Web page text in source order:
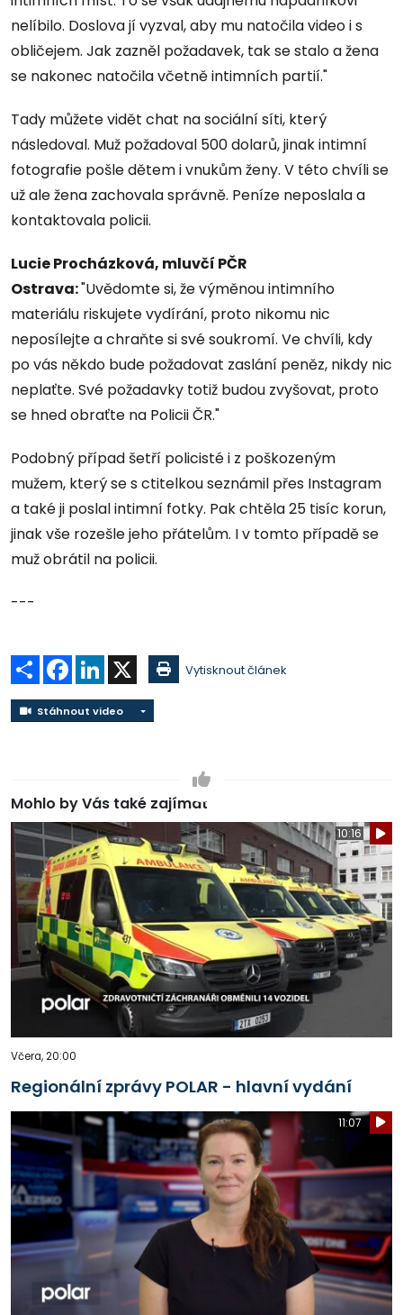
nelíbilo. Doslova jí vyzval, aby mu natočila video i s
obličejem. Jak zazněl požadavek, tak se stalo a žena
se nakonec natočila včetně intimních partií."
Tady můžete vidět chat na sociální síti, který
následoval. Muž požadoval 500 dolarů, jinak intimní
fotografie pošle dětem i vnukům ženy. V této chvíli se
už ale žena zachovala správně. Peníze neposlala a
kontaktovala policii.
Lucie Procházková, mluvčí PČR
Ostrava:"Uvědomte si, že výměnou intimního
materiálu riskujete vydírání, proto nikomu nic
neposílejte a chraňte si své soukromí. Ve chvíli, kdy
po vás někdo bude požadovat zaslání peněz, nikdy nic
neplaťte. Své požadavky totiž budou zvyšovat, proto
se hned obraťte na Policii ČR."
Podobný případ šetří policisté i z poškozeným
mužem, který se s ctitelkou seznámil přes Instagram
a také ji poslal intimní fotky. Pak chtěla 25 tisíc korun,
jinak vše rozešle jeho přátelům. I v tomto případě se
muž obrátil na policii.
---
Sdílet Facebook
LinkedIn Vytisknout článek
Stáhnout video Stáhnout video
Mohlo by Vás také zajímat
10:16
Včera, 20:00
Regionální zprávy POLAR - hlavní vydání
11:07